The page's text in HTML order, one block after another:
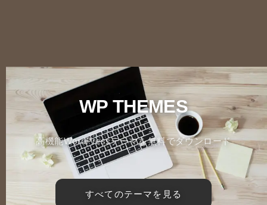
WP THEMES
高機能WordPressテーマを無料でダウンロード
すべてのテーマを見る